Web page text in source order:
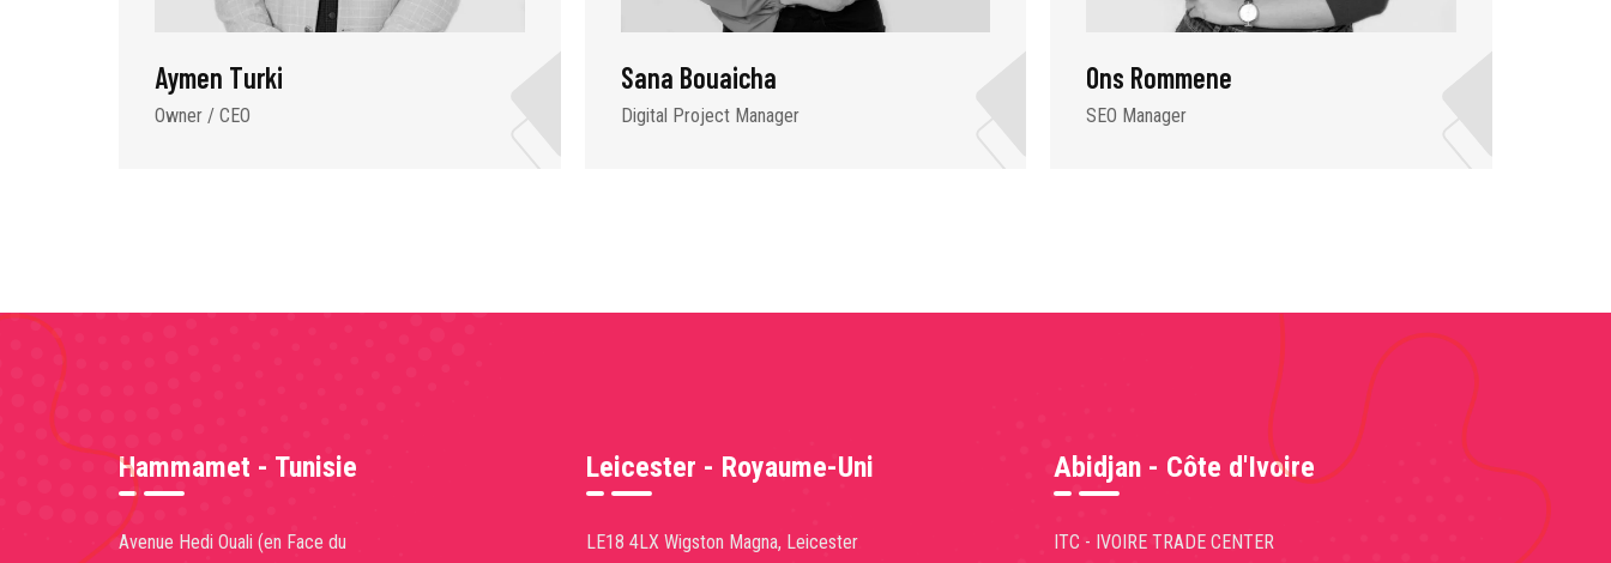
Aymen Turki
Owner / CEO
Sana Bouaicha
Digital Project Manager
Ons Rommene
SEO Manager
Hammamet - Tunisie
Avenue Hedi Ouali (en Face du
Leicester - Royaume-Uni
LE18 4LX Wigston Magna, Leicester
Abidjan - Côte d'Ivoire
ITC - IVOIRE TRADE CENTER